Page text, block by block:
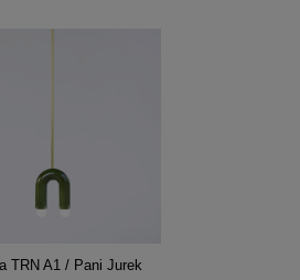
TRN A1 / Pani Jurek